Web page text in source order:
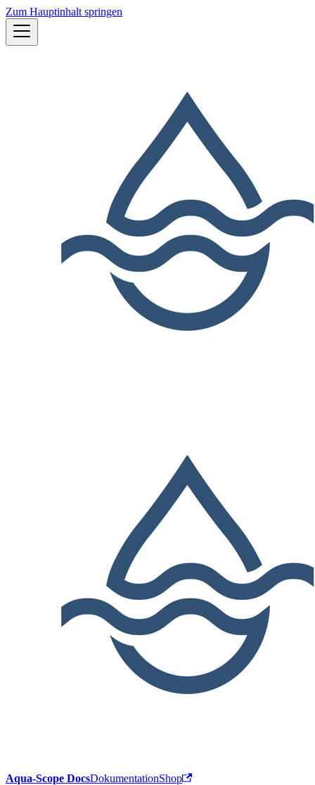
Zum Hauptinhalt springen
Aqua-Scope DocsDokumentationShop